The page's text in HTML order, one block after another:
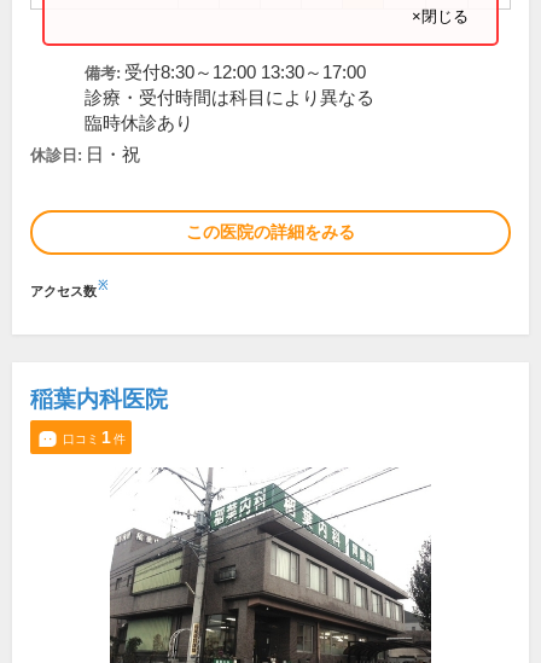
×閉じる
備考: 受付8:30～12:00 13:30～17:00
診療・受付時間は科目により異なる
臨時休診あり
休診日: 日・祝
この医院の詳細をみる
アクセス数※
稲葉内科医院
口コミ 1件